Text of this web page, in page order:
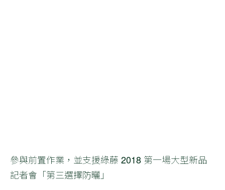
參與前置作業，並支援綠藤 2018 第一場大型新品
記者會「第三選擇防曬」